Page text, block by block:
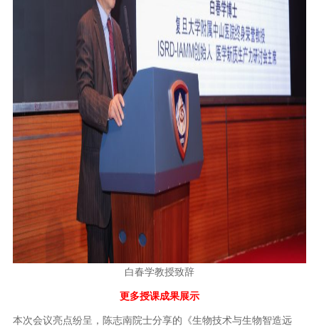
白春学教授致辞
更多授课成果展示
本次会议亮点纷呈，陈志南院士分享的《生物技术与生物智造远